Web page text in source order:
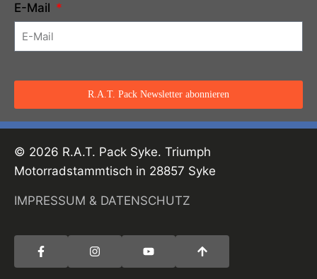
E-Mail
R.A.T. Pack Newsletter abonnieren
© 2026 R.A.T. Pack Syke. Triumph
Motorradstammtisch in 28857 Syke
IMPRESSUM & DATENSCHUTZ